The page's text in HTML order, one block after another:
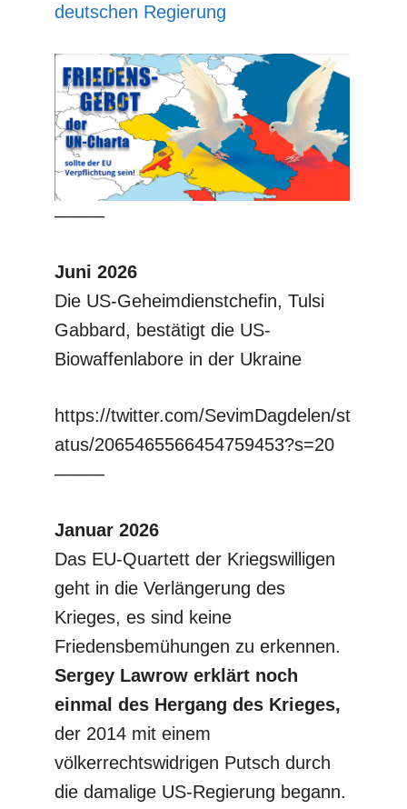
deutschen Regierung
–––––
Juni 2026
Die US-Geheimdienstchefin, Tulsi
Gabbard, bestätigt die US-
Biowaffenlabore in der Ukraine
https://twitter.com/SevimDagdelen/st
atus/2065465566454759453?s=20
–––––
Januar 2026
Das EU-Quartett der Kriegswilligen
geht in die Verlängerung des
Krieges, es sind keine
Friedensbemühungen zu erkennen.
Sergey Lawrow erklärt noch
einmal des Hergang des Krieges,
der 2014 mit einem
völkerrechtswidrigen Putsch durch
die damalige US-Regierung begann.